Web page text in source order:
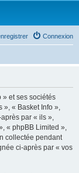
Connexion
» et ses sociétés
», « Basket Info »,
par « ils »,
« phpBB Limited »,
collectée pendant
ci-après par « vos